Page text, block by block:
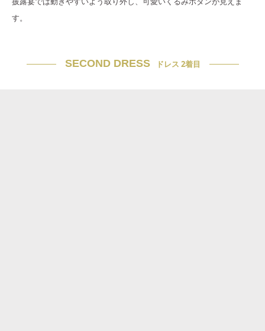
す。
SECOND DRESS ドレス 2着目